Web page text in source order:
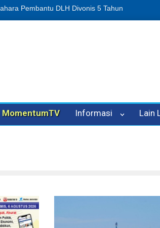
Kadis, Kuasa Hukum Pelapor Desak Polisi
MomentumTV Informasi Lain